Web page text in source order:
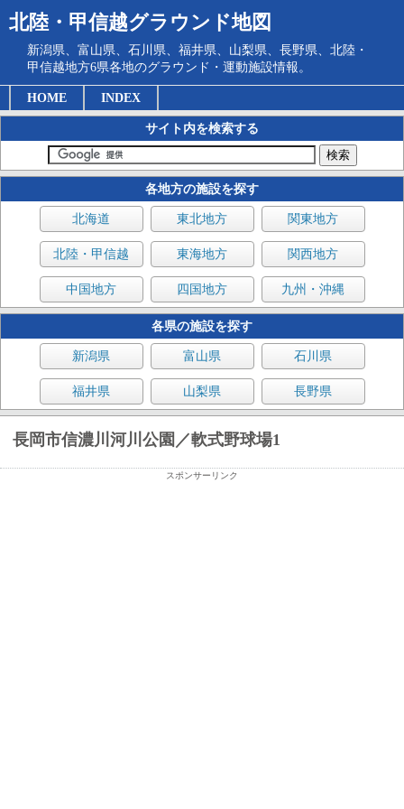
北陸・甲信越グラウンド地図
新潟県、富山県、石川県、福井県、山梨県、長野県、北陸・
甲信越地方6県各地のグラウンド・運動施設情報。
HOME INDEX
サイト内を検索する
各地方の施設を探す
北海道 東北地方 関東地方
北陸・甲信越 東海地方 関西地方
中国地方 四国地方 九州・沖縄
各県の施設を探す
新潟県 富山県 石川県
福井県 山梨県 長野県
長岡市信濃川河川公園／軟式野球場1
スポンサーリンク